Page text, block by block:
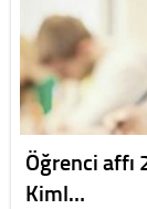
Öğrenci affı
Kiml…